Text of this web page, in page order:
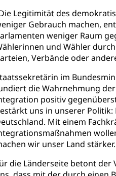
Legitimität des
Gebrauch machen,
weniger Raum
und Wähler
Verbände oder
im
die Wahrnehmung
positiv
uns in unserer
Mit einem
wir unser Land
die Länderseite betont